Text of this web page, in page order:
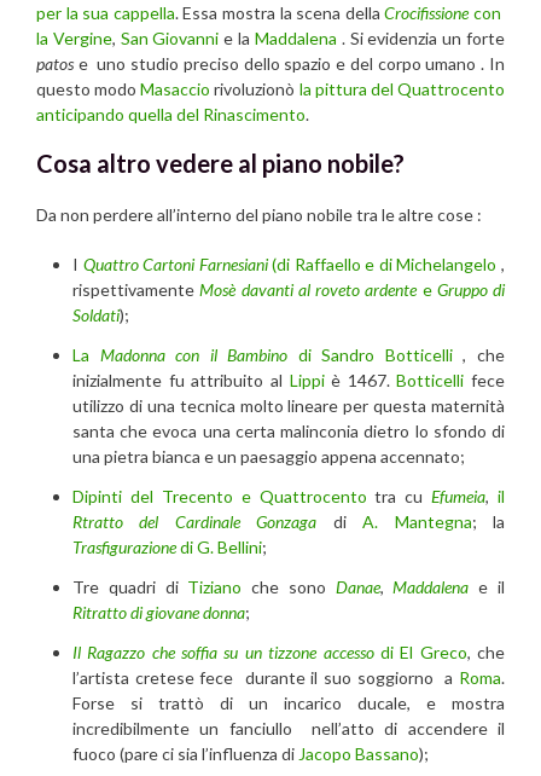
per la sua cappella. Essa mostra la scena dellaCrocifissionecon
la Vergine, San Giovanni e la Maddalena . Si evidenzia un forte
patos e uno studio preciso dello spazio e del corpo umano . In
questo modoMasaccio rivoluzionò la pittura del Quattrocento
anticipando quella del Rinascimento.
Cosa altro vedere al piano nobile?
Da non perdere all’interno del piano nobile tra le altre cose :
I Quattro Cartoni Farnesiani(di Raffaello e di Michelangelo ,
rispettivamenteMosè davanti al roveto ardentee Gruppo di
Soldati);
La Madonna con il Bambino di Sandro Botticelli, che
inizialmente fu attribuito al Lippiè 1467.Botticelli fece
utilizzo di una tecnica molto lineare per questa maternità
santa che evoca una certa malinconia dietro lo sfondo di
una pietra bianca e un paesaggio appena accennato;
Dipinti del Trecento e Quattrocento tra cuEfumeia, il
Rtratto del Cardinale Gonzaga diA. Mantegna; la
Trasfigurazionedi G. Bellini;
Tre quadri di Tiziano che sono Danae,Maddalena e il
Ritratto di giovane donna;
Il Ragazzo che soffia su un tizzone accessodi El Greco, che
l’artista cretese fece durante il suo soggiorno a Roma.
Forse si trattò di un incarico ducale, e mostra
incredibilmente un fanciullo nell’atto di accendere il
fuoco (pare ci sia l’influenza diJacopo Bassano);